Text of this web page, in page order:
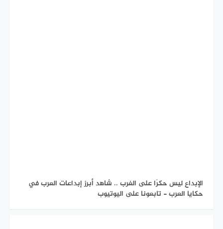
الإبداع ليس حكرًا على الغرب .. شاهد أبرز إبداعات العرب في
حكايا العرب - تابعونا على اليوتيوب